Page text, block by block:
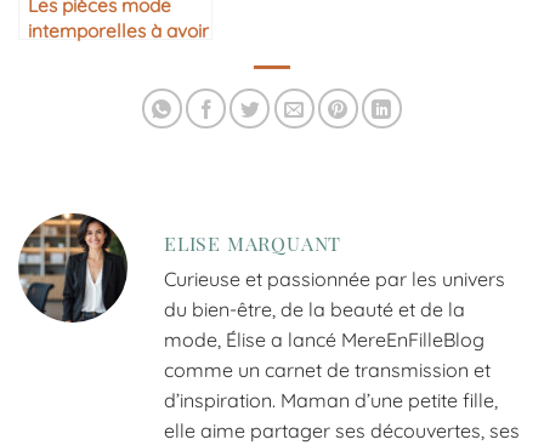
Les pièces mode
intemporelles à avoir
ELISE MARQUANT
Curieuse et passionnée par les univers
du bien-être, de la beauté et de la
mode, Élise a lancé MereEnFilleBlog
comme un carnet de transmission et
d’inspiration. Maman d’une petite fille,
elle aime partager ses découvertes, ses